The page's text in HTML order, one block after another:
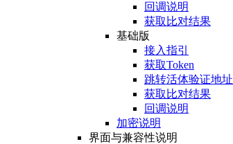
回调说明
获取比对结果
基础版
接入指引
获取Token
跳转活体验证地址
获取比对结果
回调说明
加密说明
界面与兼容性说明